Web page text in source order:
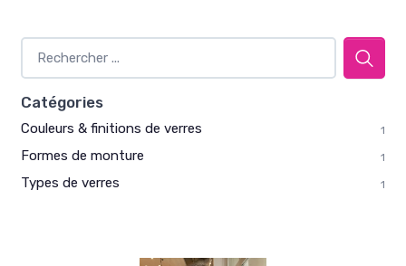
Catégories
Couleurs & finitions de verres 1
Formes de monture 1
Types de verres 1